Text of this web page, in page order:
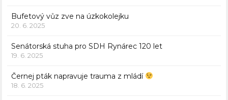
Bufetový vůz zve na úzkokolejku
20. 6. 2025
Senátorská stuha pro SDH Rynárec 120 let
19. 6. 2025
Černej pták napravuje trauma z mládí
18. 6. 2025